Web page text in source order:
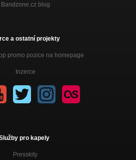
Bandzone.cz blog
a ostatní projekty
promo pozice na homepage
Inzerce
pro kapely
Presskity